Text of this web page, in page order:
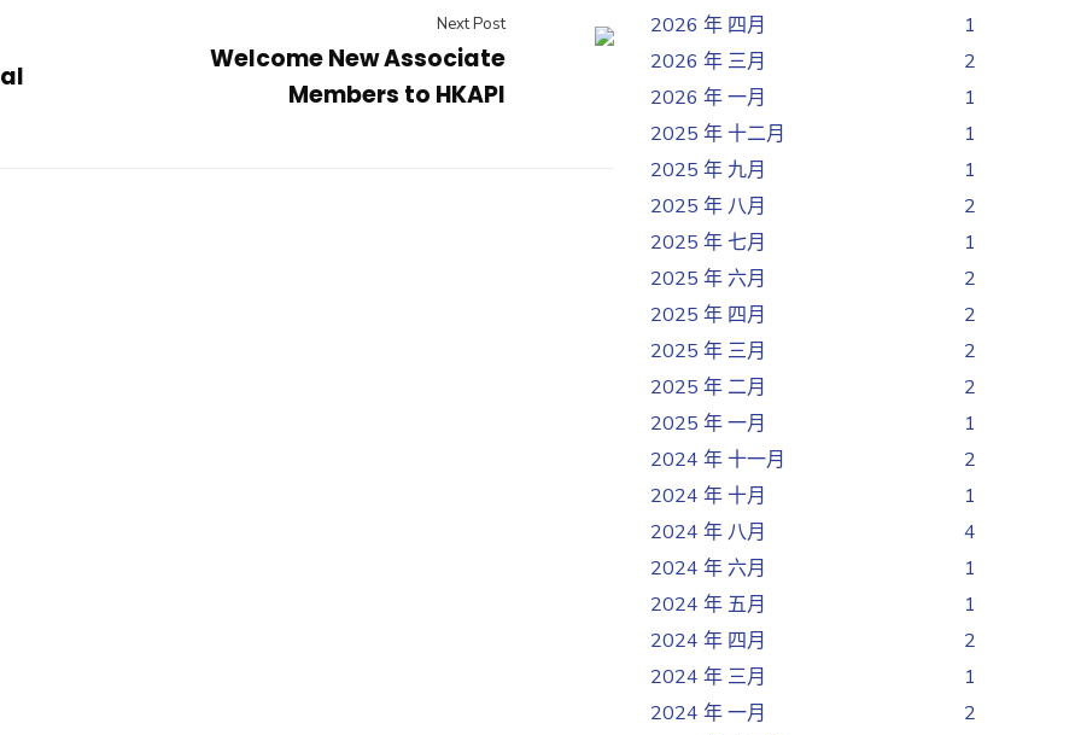
Next Post
Welcome New Associate
Members to HKAPI
2026 年 四月
1
2026 年 三月
2
2026 年 一月
1
2025 年 十二月
1
2025 年 九月
1
2025 年 八月
2
2025 年 七月
1
2025 年 六月
2
2025 年 四月
2
2025 年 三月
2
2025 年 二月
2
2025 年 一月
1
2024 年 十一月
2
2024 年 十月
1
2024 年 八月
4
2024 年 六月
1
2024 年 五月
1
2024 年 四月
2
2024 年 三月
1
2024 年 一月
2